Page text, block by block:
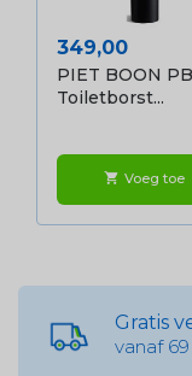
Prijs
349,00
PIET BOON
Toiletborst...
shopping_cart Voeg toe
Gratis
vanaf